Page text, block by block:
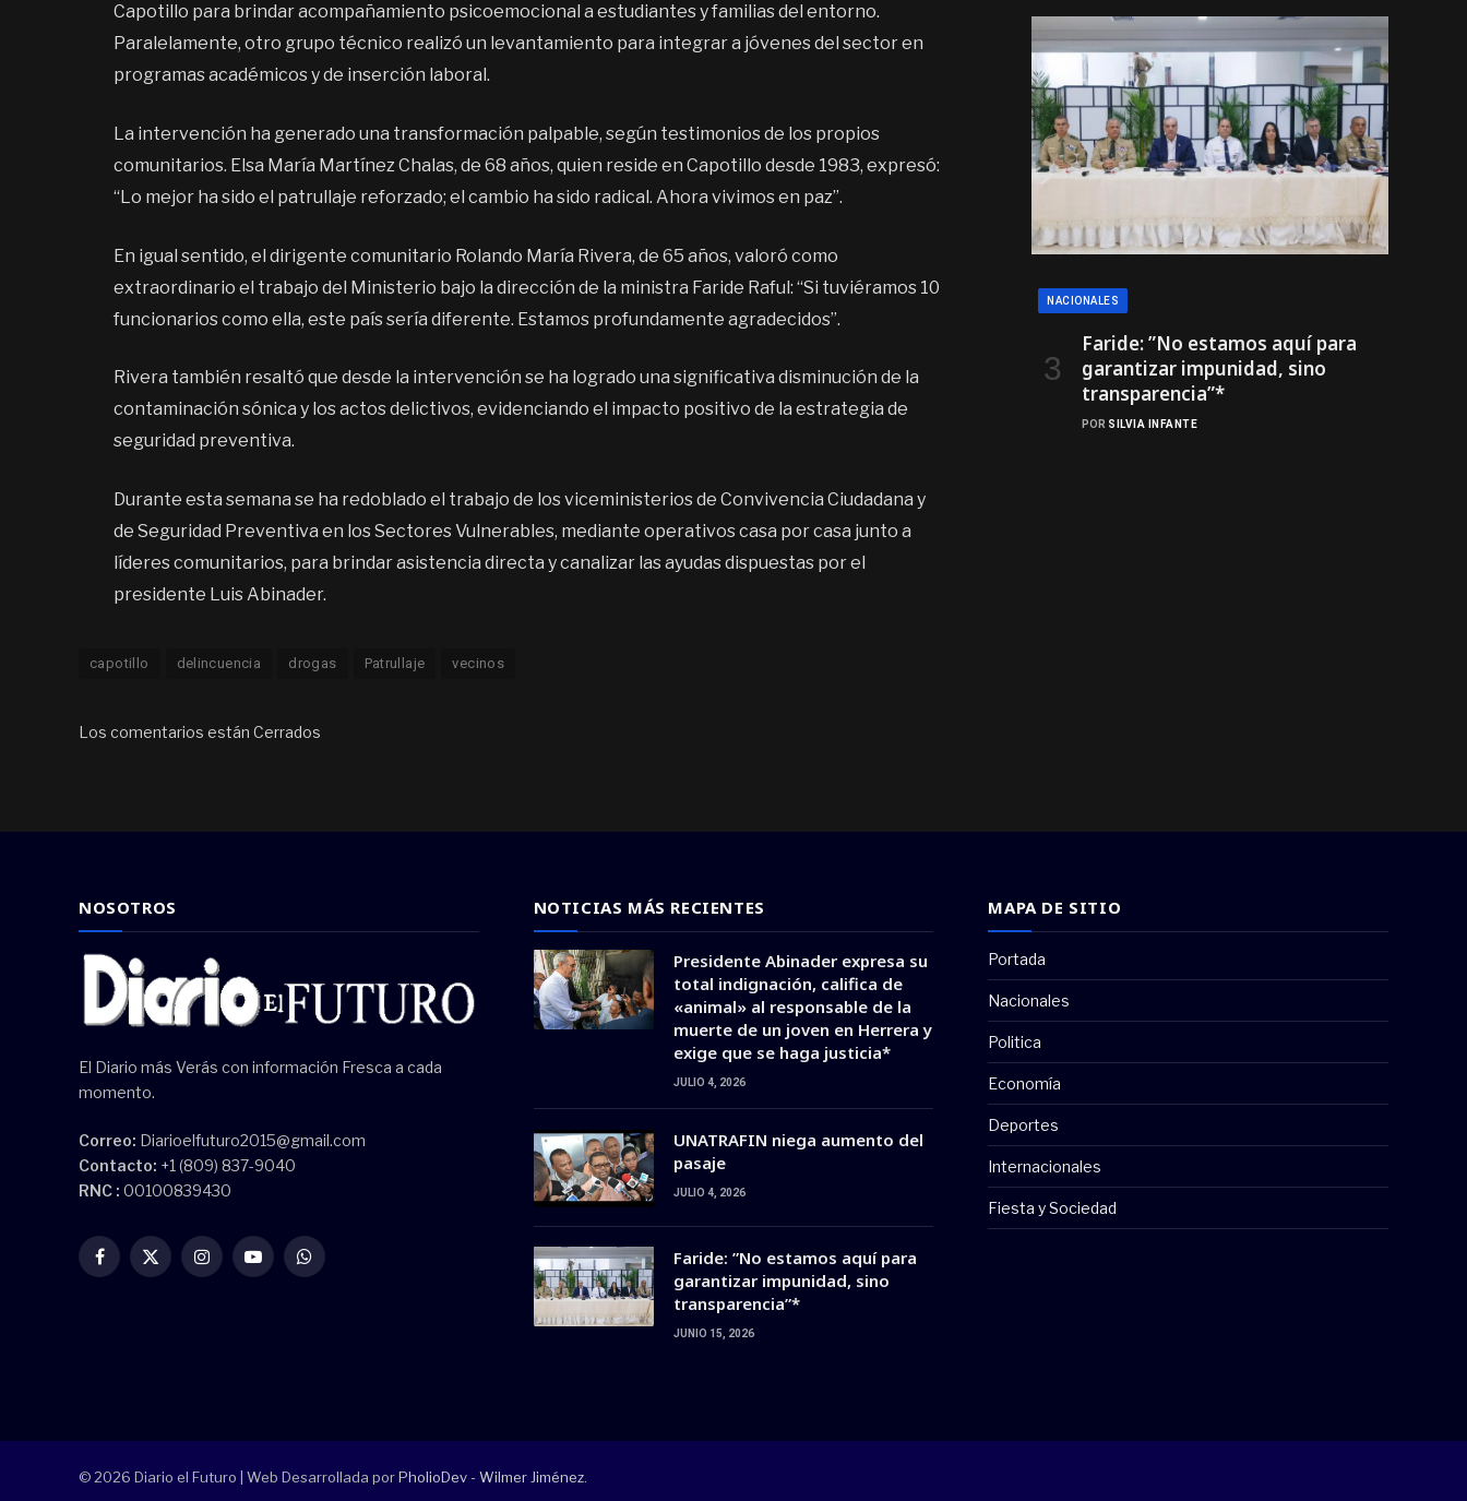
Capotillo para brindar acompañamiento psicoemocional a estudiantes y familias del entorno.
Paralelamente, otro grupo técnico realizó un levantamiento para integrar a jóvenes del sector en
programas académicos y de inserción laboral.
La intervención ha generado una transformación palpable, según testimonios de los propios
comunitarios. Elsa María Martínez Chalas, de 68 años, quien reside en Capotillo desde 1983, expresó:
“Lo mejor ha sido el patrullaje reforzado; el cambio ha sido radical. Ahora vivimos en paz”.
En igual sentido, el dirigente comunitario Rolando María Rivera, de 65 años, valoró como
extraordinario el trabajo del Ministerio bajo la dirección de la ministra Faride Raful: “Si tuviéramos 10
funcionarios como ella, este país sería diferente. Estamos profundamente agradecidos”.
Rivera también resaltó que desde la intervención se ha logrado una significativa disminución de la
contaminación sónica y los actos delictivos, evidenciando el impacto positivo de la estrategia de
seguridad preventiva.
Durante esta semana se ha redoblado el trabajo de los viceministerios de Convivencia Ciudadana y
de Seguridad Preventiva en los Sectores Vulnerables, mediante operativos casa por casa junto a
líderes comunitarios, para brindar asistencia directa y canalizar las ayudas dispuestas por el
presidente Luis Abinader.
capotillo delincuencia drogas Patrullaje vecinos
Los comentarios están Cerrados
NACIONALES
Faride: ”No estamos aquí para
garantizar impunidad, sino
transparencia”*
POR SILVIA INFANTE
NOSOTROS
El Diario más Verás con información Fresca a cada
momento.
Correo: Diarioelfuturo2015@gmail.com
Contacto: +1 (809) 837-9040
RNC : 00100839430
Facebook
X
InstagramYouTubeWhatsApp
NOTICIAS MÁS RECIENTES
Presidente Abinader expresa su
total indignación, califica de
«animal» al responsable de la
muerte de un joven en Herrera y
exige que se haga justicia*
JULIO 4, 2026
UNATRAFIN niega aumento del
pasaje
JULIO 4, 2026
Faride: ”No estamos aquí para
garantizar impunidad, sino
transparencia”*
JUNIO 15, 2026
MAPA DE SITIO
Portada
Nacionales
Politica
Economía
Deportes
Internacionales
Fiesta y Sociedad
© 2026 Diario el Futuro | Web Desarrollada porPholioDev - Wilmer Jiménez.